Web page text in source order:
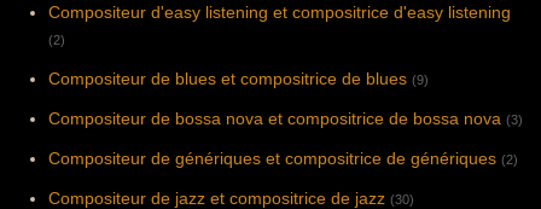
Compositeur d'easy listening et compositrice d'easy listening
(2)
Compositeur de blues et compositrice de blues (9)
Compositeur de bossa nova et compositrice de bossa nova (3)
Compositeur de génériques et compositrice de génériques (2)
Compositeur de jazz et compositrice de jazz (30)